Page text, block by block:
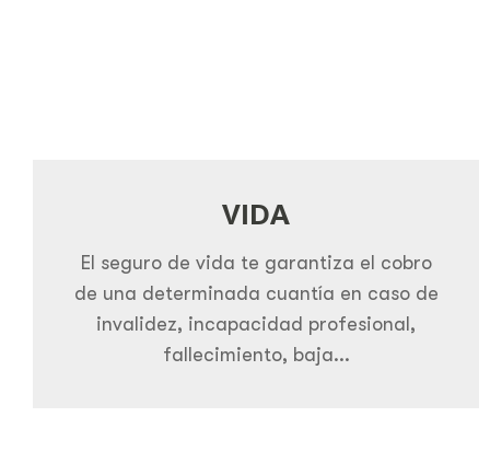
seguro
de
VIDA
El seguro de vida te garantiza el cobro
de una determinada cuantía en caso de
invalidez, incapacidad profesional,
fallecimiento, baja...